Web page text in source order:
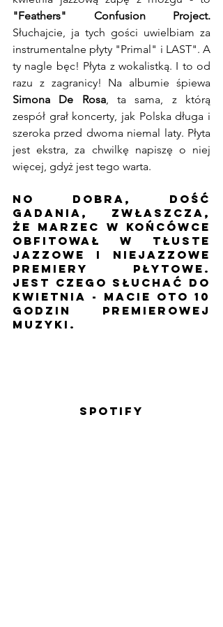
"Feathers"
Słuchajcie, ja tych gości uwielbiam za
instrumentalne płyty "Primal" i LAST". A
ty nagle bęc! Płyta z wokalistką. I to od
Simona De Rosa, ta sama, z którą
zespół grał koncerty, jak Polska długa i
szeroka przed dwoma niemal laty. Płyta
jest ekstra, za chwilkę napiszę o niej
więcej, gdyż jest tego warta.
No dobra, dość
gadania, zwłaszcza,
że marzec w końcówce
obfitował w tłuste
jazzowe i niejazzowe
premiery płytowe.
Jest czego słuchać do
kwietnia - macie oto 10
godzin premierowej
muzyki.
SPOTiFY